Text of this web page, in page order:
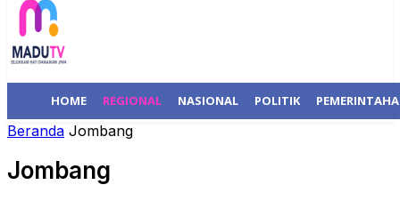
HOME REGIONAL NASIONAL POLITIK
Beranda Jombang
Jombang